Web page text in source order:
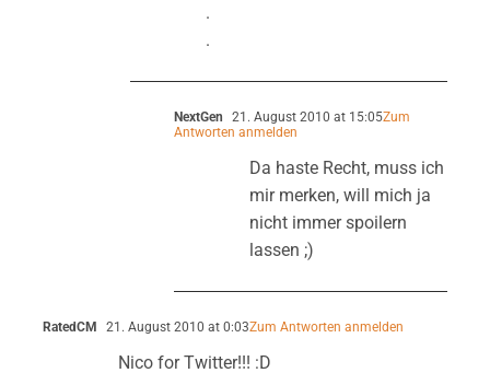
.
.
NextGen 21. August 2010 at 15:05Zum
Antworten anmelden
Da haste Recht, muss ich
mir merken, will mich ja
nicht immer spoilern
lassen ;)
RatedCM 21. August 2010 at 0:03Zum Antworten anmelden
Nico for Twitter!!! :D